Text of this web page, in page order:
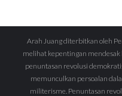
Arah Juang diterbitkan oleh
melihat kepentingan
penuntasan revolusi
memunculkan persoalan
militerisme. Penuntasan